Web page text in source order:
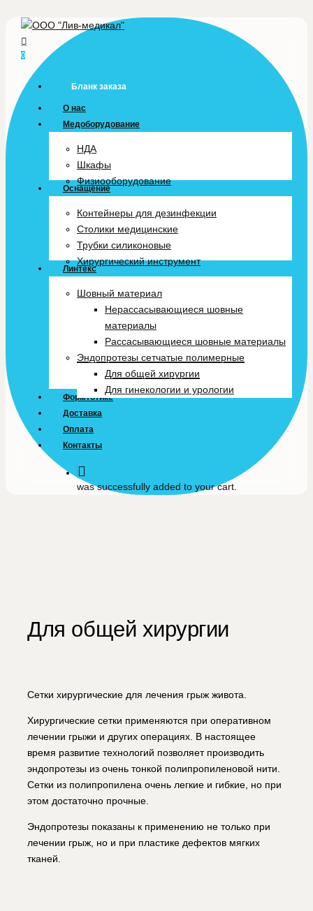
Skip
main
content
0
Menu
Бланк заказа
О нас
Медоборудование
НДА
Шкафы
Физиооборудование
Оснащение
Контейнеры для дезинфекции
Столики медицинские
Трубки силиконовые
Хирургический инструмент
Линтекс
Шовный материал
Нерассасывающиеся шовные
материалы
Рассасывающиеся шовные материалы
Эндопротезы сетчатые полимерные
Для общей хирургии
Для гинекологии и урологии
Формтотикс
Доставка
Оплата
Контакты
was successfully added to your cart.
Для общей хирургии
Сетки хирургические для лечения грыж живота.
Хирургические сетки применяются при оперативном
лечении грыжи и других операциях. В настоящее
время развитие технологий позволяет производить
эндопротезы из очень тонкой полипропиленовой нити.
Сетки из полипропилена очень легкие и гибкие, но при
этом достаточно прочные.
Эндопротезы показаны к применению не только при
лечении грыж, но и при пластике дефектов мягких
тканей.